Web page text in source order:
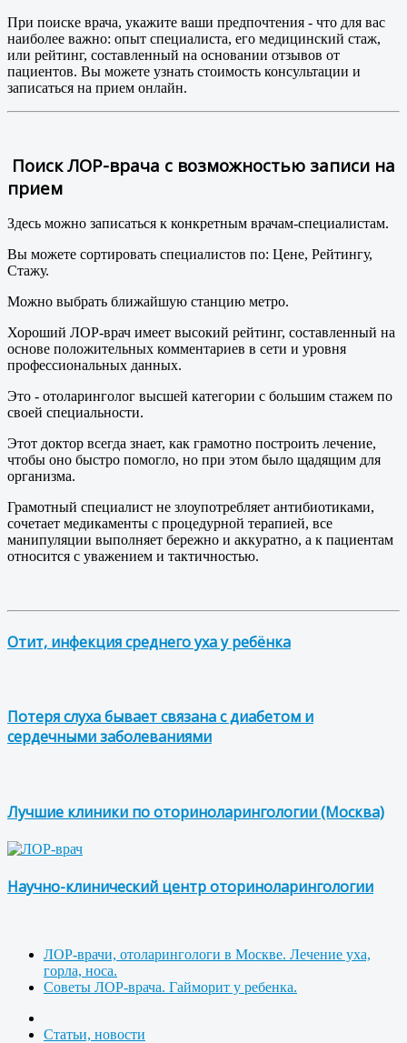
При поиске врача, укажите ваши предпочтения - что для вас
наиболее важно: опыт специалиста, его медицинский стаж,
или рейтинг, составленный на основании отзывов от
пациентов. Вы можете узнать стоимость консультации и
записаться на прием онлайн.
Поиск ЛОР-врача с возможностью записи на
прием
Здесь можно записаться к конкретным врачам-специалистам.
Вы можете сортировать специалистов по: Цене, Рейтингу,
Стажу.
Можно выбрать ближайшую станцию метро.
Хороший ЛОР-врач имеет высокий рейтинг, составленный на
основе положительных комментариев в сети и уровня
профессиональных данных.
Это - отоларинголог высшей категории с большим стажем по
своей специальности.
Этот доктор всегда знает, как грамотно построить лечение,
чтобы оно быстро помогло, но при этом было щадящим для
организма.
Грамотный специалист не злоупотребляет антибиотиками,
сочетает медикаменты с процедурной терапией, все
манипуляции выполняет бережно и аккуратно, а к пациентам
относится с уважением и тактичностью.
Отит, инфекция среднего уха у ребёнка
Потеря слуха бывает связана с диабетом и
сердечными заболеваниями
Лучшие клиники по оториноларингологии (Москва)
Научно-клинический центр оториноларингологии
ЛОР-врачи, отоларингологи в Москве. Лечение уха,
горла, носа.
Советы ЛОР-врача. Гайморит у ребенка.
Статьи, новости